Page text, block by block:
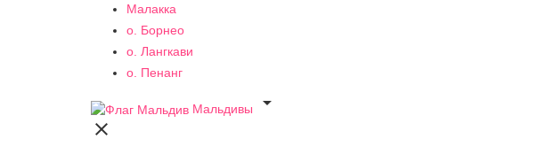
Малакка
о. Борнео
о. Лангкави
о. Пенанг
Мальдивы

